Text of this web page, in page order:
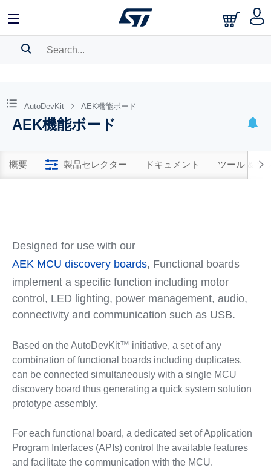
BOOKMARK
Pleaselog into show your saved searches.
AutoDevKit AEK機能ボード
AEK機能ボード
概要 製品セレクター ドキュメント ツール & ソ
Designed for use with our
AEK MCU discovery boards, Functional boards
implement a specific function including motor
control, LED lighting, power management, audio,
connectivity and communication such as USB.
Based on the AutoDevKit™ initiative, a set of any
combination of functional boards including duplicates,
can be connected simultaneously with a single MCU
discovery board thus generating a quick system solution
prototype assembly.
For each functional board, a dedicated set of Application
Program Interfaces (APIs) control the available features
and facilitate the communication with the MCU.